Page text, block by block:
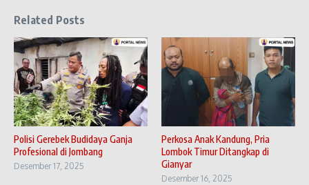
Related Posts
Polisi Gerebek Budidaya Ganja
Profesional di Jombang
Desember 17, 2025
Perkosa Anak Kandung, Pria
Lombok Timur Ditangkap di
Gianyar
Desember 16, 2025